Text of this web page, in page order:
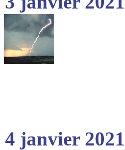
4 janvier 2021